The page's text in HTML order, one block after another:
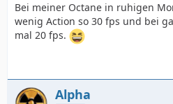
Bei meiner Octane in ruhigen
wenig Action so 30 fps und bei
mal 20 fps.
Alpha